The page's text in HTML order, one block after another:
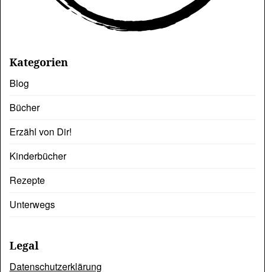
Kategorien
Blog
Bücher
Erzähl von Dir!
Kinderbücher
Rezepte
Unterwegs
Legal
Datenschutzerklärung